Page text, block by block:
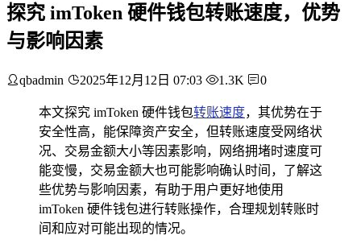
探究 imToken 硬件钱包转账速度，优势
与影响因素
qbadmin 2025年12月12日 07:03 1.3K 0
本文探究 imToken 硬件钱包转账速度，其优势在于
安全性高，能保障资产安全，但转账速度受网络状
况、交易金额大小等因素影响，网络拥堵时速度可
能变慢，交易金额大也可能影响确认时间，了解这
些优势与影响因素，有助于用户更好地使用
imToken 硬件钱包进行转账操作，合理规划转账时
间和应对可能出现的情况。